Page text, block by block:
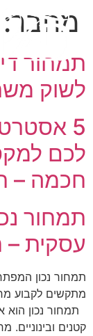
מחבר:
תמחור
לשוק
5
לכם
חכמה –
תמחור
עסקית –
תמחור נכון
מתקשים לקבוע
תמחור נכון הוא
קטנים ובינוניים.